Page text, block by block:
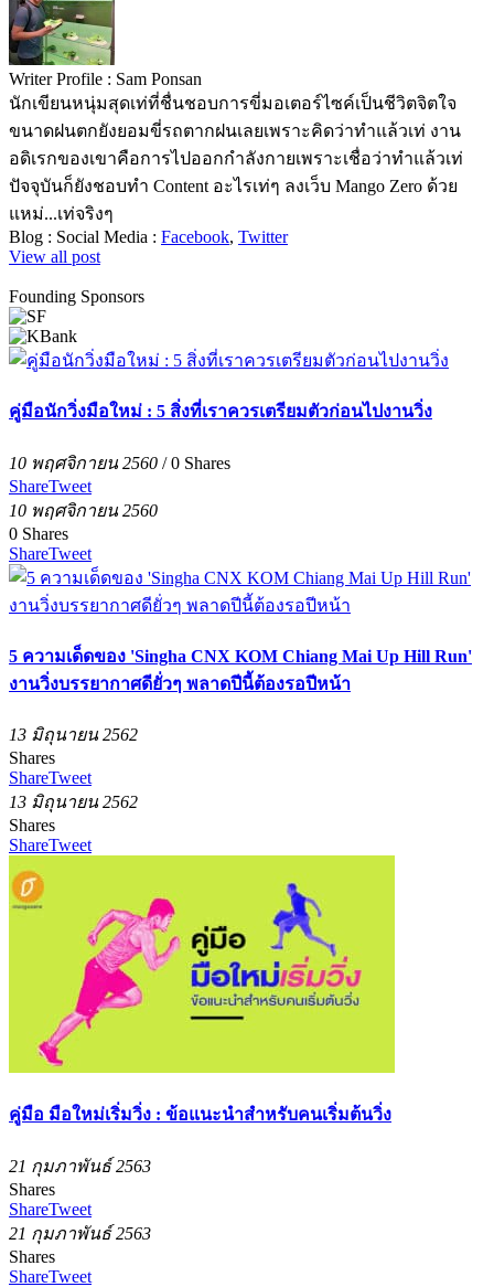
Writer Profile : Sam Ponsan
นักเขียนหนุ่มสุดเท่ที่ชื่นชอบการขี่มอเตอร์ไซค์เป็นชีวิตจิตใจ
ขนาดฝนตกยังยอมขี่รถตากฝนเลยเพราะคิดว่าทำแล้วเท่ งาน
อดิเรกของเขาคือการไปออกกำลังกายเพราะเชื่อว่าทำแล้วเท่
ปัจจุบันก็ยังชอบทำ Content อะไรเท่ๆ ลงเว็บ Mango Zero ด้วย
แหม่...เท่จริงๆ
Blog : Social Media : Facebook, Twitter
View all post
Founding Sponsors
คู่มือนักวิ่งมือใหม่ : 5 สิ่งที่เราควรเตรียมตัวก่อนไปงานวิ่ง
10 พฤศจิกายน 2560 /0 Shares
ShareTweet
10 พฤศจิกายน 2560
0 Shares
ShareTweet
5 ความเด็ดของ 'Singha CNX KOM Chiang Mai Up Hill Run'
งานวิ่งบรรยากาศดียั่วๆ พลาดปีนี้ต้องรอปีหน้า
13 มิถุนายน 2562
Shares
ShareTweet
13 มิถุนายน 2562
Shares
ShareTweet
คู่มือ มือใหม่เริ่มวิ่ง : ข้อแนะนำสำหรับคนเริ่มต้นวิ่ง
21 กุมภาพันธ์ 2563
Shares
ShareTweet
21 กุมภาพันธ์ 2563
Shares
ShareTweet